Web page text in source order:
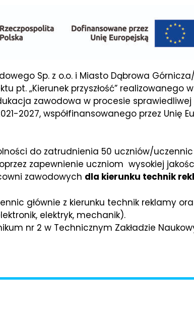
Sp. z o.o. i Miasto Dąbrowa
pt. „Kierunek przyszłość” realizowanego
zawodowa w procesie
2027, współfinansowanego przez Unię
do zatrudnienia 50 uczniów/
zapewnienie uczniom wysokiej
zawodowych dla kierunku technik
głównie z kierunku technik reklamy
elektryk, mechanik).
nr 2 w Technicznym Zakładzie